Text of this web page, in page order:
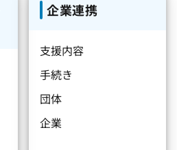
企業連携
支援内容
手続き
団体
企業